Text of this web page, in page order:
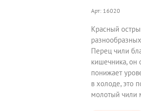
Арт: 16020
Красный
Перец чили
кишечника, он
понижает
в холоде, это
молотый чили